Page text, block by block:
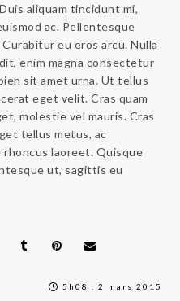
aliquam tincidunt mi,
ac. Pellentesque
eu eros arcu. Nulla
enim magna consectetur
sit amet urna. Ut tellus
eget velit. Cras quam
molestie vel mauris. Cras
tellus metus, ac
laoreet. Quisque
ut, sagittis eu
5h08 , 2 mars 2015